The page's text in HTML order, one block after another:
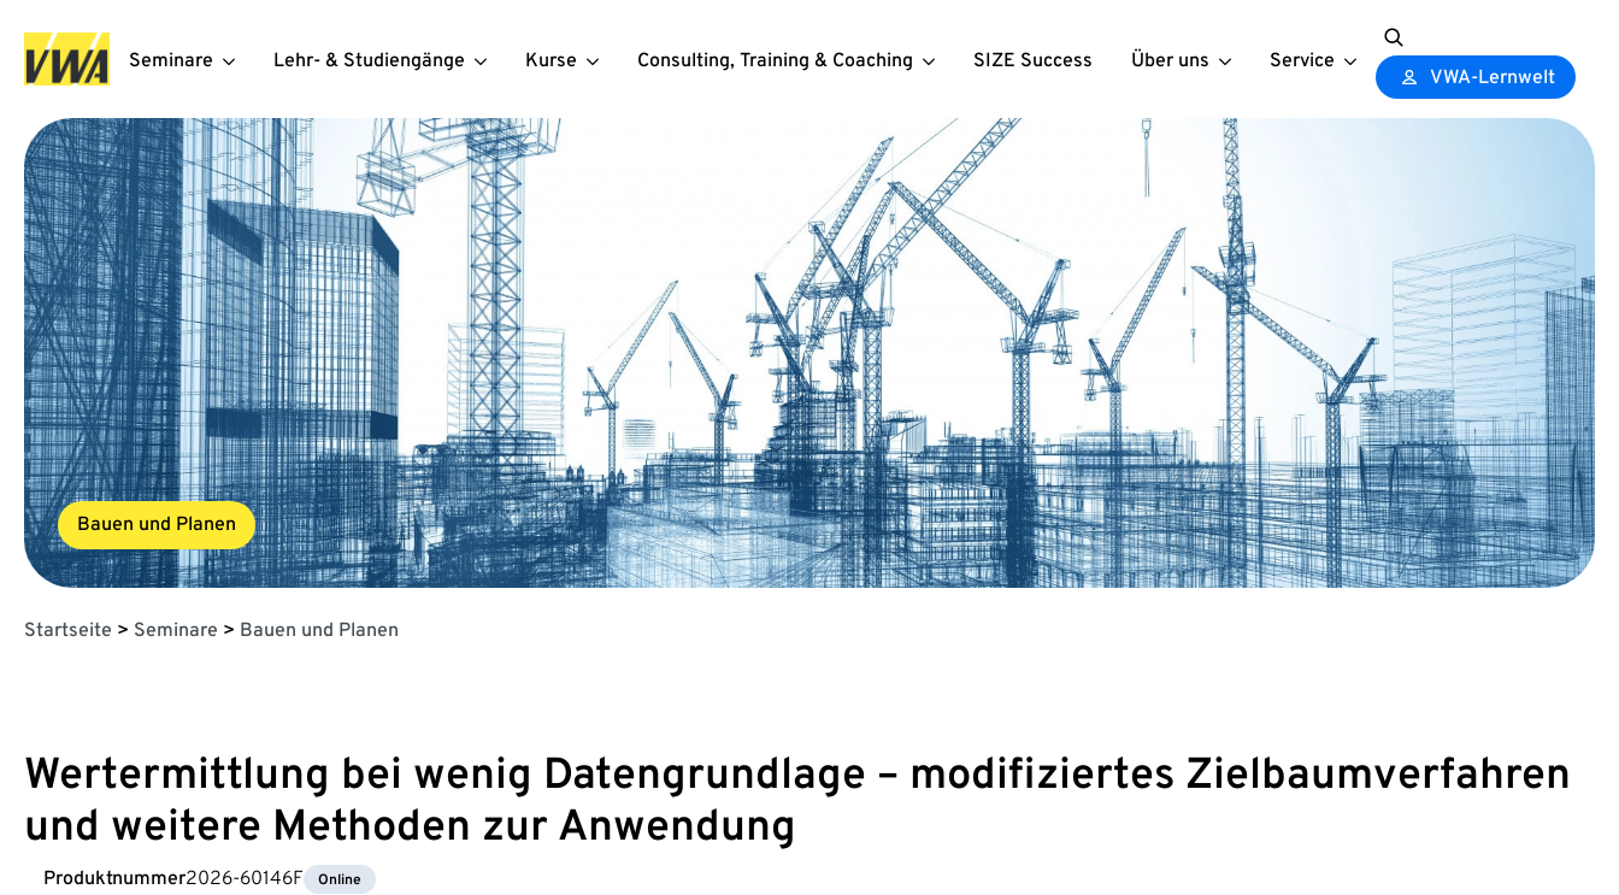
Seminare Lehr- & Studiengänge Kurse Consulting, Training & Coaching SIZE Success Über uns Service
Search
for:
VWA-Lernwelt
Bauen und Planen
Startseite > Seminare > Bauen und Planen
Wertermittlung bei wenig Datengrundlage – modifiziertes Zielbaumverfahren
und weitere Methoden zur Anwendung
Produktnummer2026-60146F Online